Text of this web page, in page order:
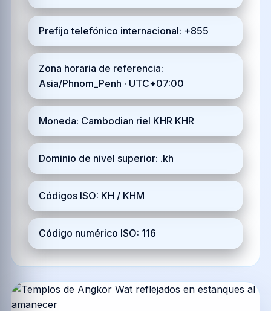
Prefijo telefónico internacional: +855
Zona horaria de referencia:
Asia/Phnom_Penh · UTC+07:00
Moneda: Cambodian riel KHR KHR
Dominio de nivel superior: .kh
Códigos ISO: KH / KHM
Código numérico ISO: 116